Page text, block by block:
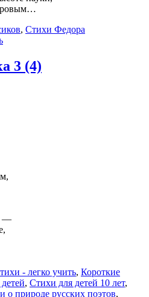
, Стихи Федора
3 (4)
—
- легко учить, Короткие
, Стихи для детей 10 лет,
о природе русских поэтов,